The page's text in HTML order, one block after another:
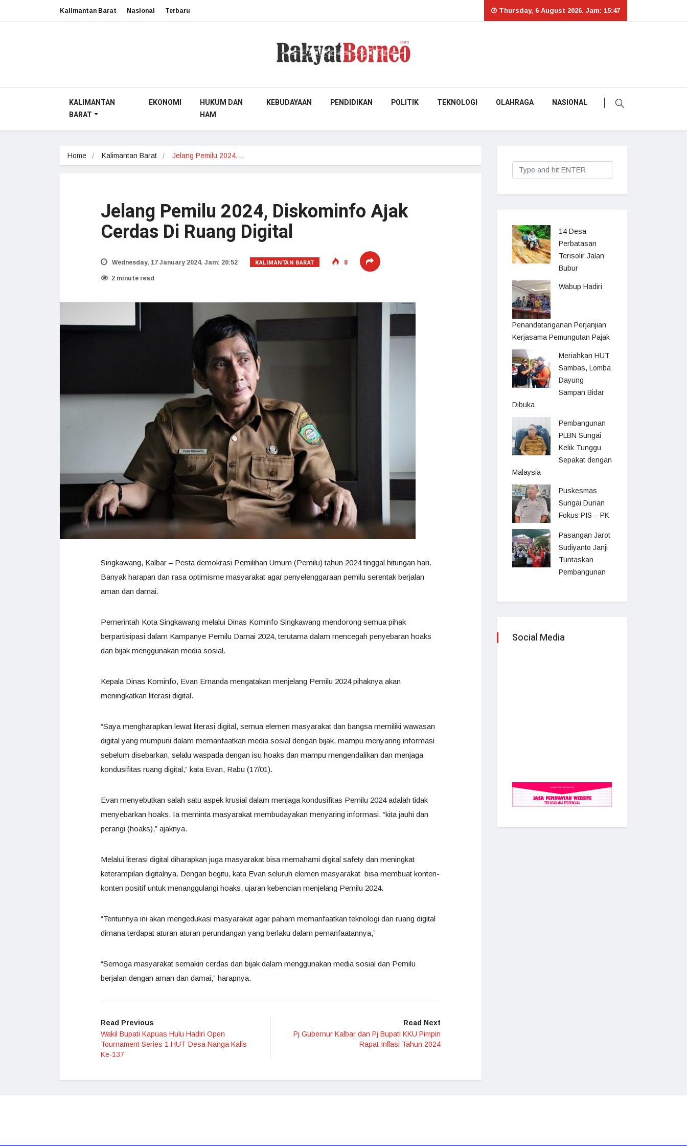
Kalimantan Barat Nasional Terbaru Thursday, 6 August 2026. Jam: 15:47
KALIMANTAN
BARAT
EKONOMI
HUKUM DAN
HAM
KEBUDAYAAN PENDIDIKAN POLITIK TEKNOLOGI OLAHRAGA NASIONAL
Home Kalimantan Barat Jelang Pemilu 2024,…
Jelang Pemilu 2024, Diskominfo Ajak
Cerdas Di Ruang Digital
Wednesday, 17 January 2024. Jam: 20:52 KALIMANTAN BARAT 8
2 minute read
Singkawang, Kalbar – Pesta demokrasi Pemilihan Umum (Pemilu) tahun 2024 tinggal hitungan hari.
Banyak harapan dan rasa optimisme masyarakat agar penyelenggaraan pemilu serentak berjalan
aman dan damai.
Pemerintah Kota Singkawang melalui Dinas Kominfo Singkawang mendorong semua pihak
berpartisipasi dalam Kampanye Pemilu Damai 2024, terutama dalam mencegah penyebaran hoaks
dan bijak menggunakan media sosial.
Kepala Dinas Kominfo, Evan Ernanda mengatakan menjelang Pemilu 2024 pihaknya akan
meningkatkan literasi digital.
“Saya mengharapkan lewat literasi digital, semua elemen masyarakat dan bangsa memiliki wawasan
digital yang mumpuni dalam memanfaatkan media sosial dengan bijak, mampu menyaring informasi
sebelum disebarkan, selalu waspada dengan isu hoaks dan mampu mengendalikan dan menjaga
kondusifitas ruang digital,” kata Evan, Rabu (17/01).
Evan menyebutkan salah satu aspek krusial dalam menjaga kondusifitas Pemilu 2024 adalah tidak
menyebarkan hoaks. Ia meminta masyarakat membudayakan menyaring informasi. “kita jauhi dan
perangi (hoaks),” ajaknya.
Melalui literasi digital diharapkan juga masyarakat bisa memahami digital safety dan meningkat
keterampilan digitalnya. Dengan begitu, kata Evan seluruh elemen masyarakat bisa membuat konten-
konten positif untuk menanggulangi hoaks, ujaran kebencian menjelang Pemilu 2024.
“Tentunnya ini akan mengedukasi masyarakat agar paham memanfaatkan teknologi dan ruang digital
dimana terdapat aturan aturan perundangan yang berlaku dalam pemanfaatannya,”
“Semoga masyarakat semakin cerdas dan bijak dalam menggunakan media sosial dan Pemilu
berjalan dengan aman dan damai,” harapnya.
Read Previous
Wakil Bupati Kapuas Hulu Hadiri Open
Tournament Series 1 HUT Desa Nanga Kalis
Ke-137
Read Next
Pj Gubernur Kalbar dan Pj Bupati KKU Pimpin
Rapat Inflasi Tahun 2024
14 Desa
Perbatasan
Terisolir Jalan
Bubur
Wabup Hadiri
Penandatanganan Perjanjian
Kerjasama Pemungutan Pajak
Meriahkan HUT
Sambas, Lomba
Dayung
Sampan Bidar
Dibuka
Pembangunan
PLBN Sungai
Kelik Tunggu
Sepakat dengan
Malaysia
Puskesmas
Sungai Durian
Fokus PIS – PK
Pasangan Jarot
Sudiyanto Janji
Tuntaskan
Pembangunan
Social Media